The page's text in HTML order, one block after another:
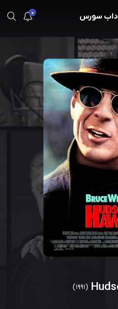
0 داب سورس
(1991)